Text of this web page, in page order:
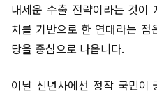
내세운 수출 전략이라는 것이
치를 기반으로 한 연대라는
당을 중심으로 나옵니다.
이날 신년사에선 정작 국민이